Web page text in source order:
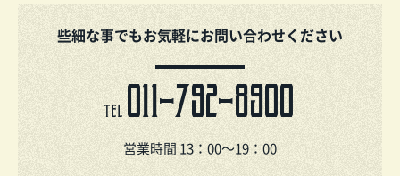
些細な事でもお気軽にお問い合わせください
TEL 011-792-8900
営業時間 13：00～19：00